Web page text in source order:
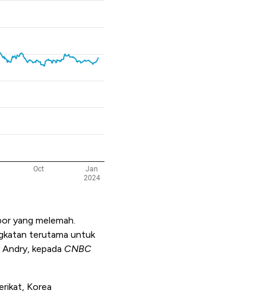
yang melemah.
terutama untuk
kepada CNBC
Korea